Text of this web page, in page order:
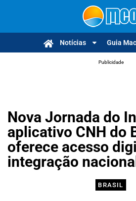
Notícias Guia
Publicidade
Nova Jornada do
aplicativo CNH do
oferece acesso
integração nacional
BRASIL